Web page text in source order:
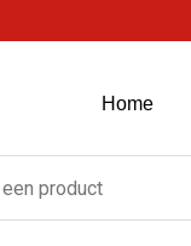
Home